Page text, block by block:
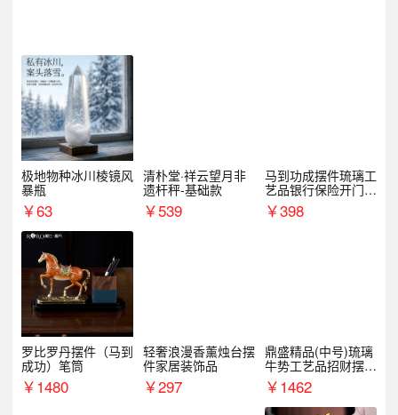
极地物种冰川棱镜风
暴瓶
￥63
清朴堂·祥云望月非
遗杆秤-基础款
￥539
马到功成摆件琉璃工
艺品银行保险开门红
周年庆典伴手礼表彰
礼品
￥398
罗比罗丹摆件（马到
成功）笔筒
￥1480
轻奢浪漫香薰烛台摆
件家居装饰品
￥297
鼎盛精品(中号)琉璃
牛势工艺品招财摆件
银行企业商务上市礼
品
￥1462